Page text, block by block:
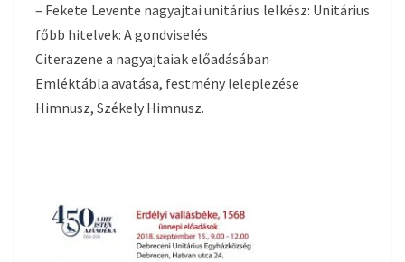
– Fekete Levente nagyajtai unitárius lelkész: Unitárius
főbb hitelvek: A gondviselés
Citerazene a nagyajtaiak előadásában
Emléktábla avatása, festmény leleplezése
Himnusz, Székely Himnusz.